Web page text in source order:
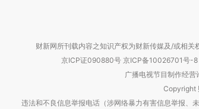
财新网所刊载内容之知识产权为财新传媒及/或相关
京ICP证090880号 京ICP备10026701号-8
广播电视节目制作经
Copyright
违法和不良信息举报电话（涉网络暴力有害信息举报